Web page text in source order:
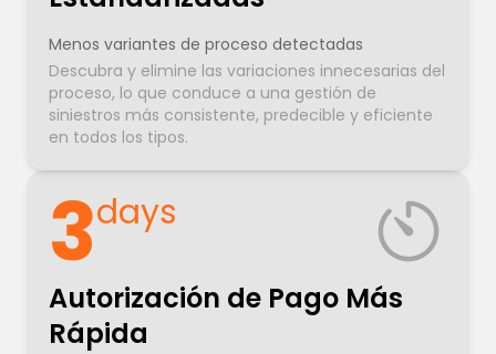
Menos variantes de proceso detectadas
Descubra y elimine las variaciones innecesarias del
proceso, lo que conduce a una gestión de
siniestros más consistente, predecible y eficiente
en todos los tipos.
3days
Autorización de Pago Más
Rápida